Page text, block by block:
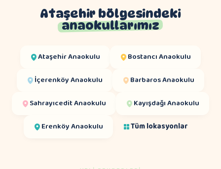
Ataşehir bölgesindeki
anaokullarımız
AtaşehirAnaokulu BostancıAnaokulu
İçerenköyAnaokulu BarbarosAnaokulu
SahrayıceditAnaokulu KayışdağıAnaokulu
ErenköyAnaokulu Tüm lokasyonlar